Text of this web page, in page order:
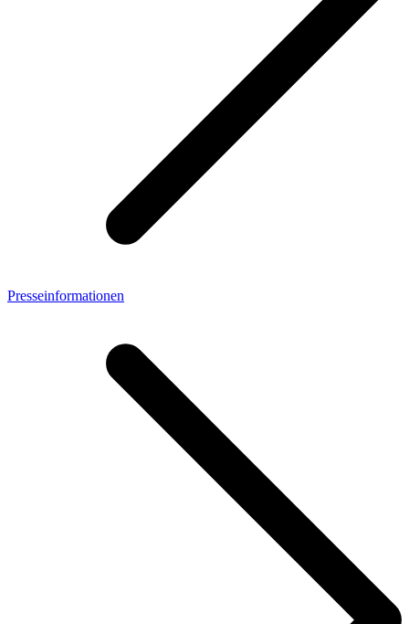
Presseinformationen